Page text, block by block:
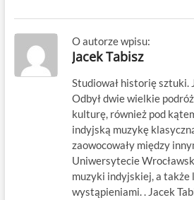
O autorze wpisu:
Jacek Tabisz
Studiował historię sztuki.
Odbył dwie wielkie
kulturę, również pod
indyjską muzykę
zaowocowały między
Uniwersytecie
muzyki indyjskiej, a
wystąpieniami. . Jacek